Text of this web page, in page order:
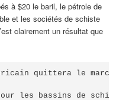
à $20 le baril, le pétrole de
et les sociétés de schiste
clairement un résultat que
quittera le
les bassins de